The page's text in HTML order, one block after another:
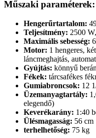
Műszaki paraméterek:
Hengerűrtartalom:
Teljesítmény: 2500
Maximális sebesség:
Motor: 1 hengeres,
láncmeghajtás,
Gyújtás: könnyű
Fékek: tárcsafékes
Gumiabroncsok: 12
Üzemanyagtartály:
elegendő)
Keverékarány: 1:40
Ülésmagasság: 56 cm
terhelhetőség: 75 kg